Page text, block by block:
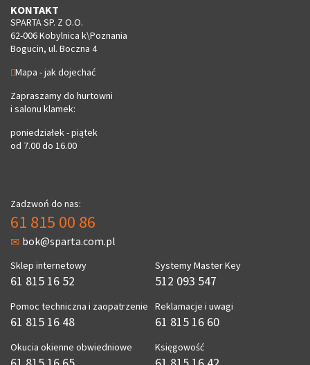
KONTAKT
SPARTA SP. Z O.O.
62-006 Kobylnica k\Poznania
Bogucin, ul. Boczna 4
Mapa - jak dojechać
Zapraszamy do hurtowni
i salonu klamek:
poniedziałek - piątek
od 7.00 do 16.00
Zadzwoń do nas:
61 815 00 86
bok@sparta.com.pl
Sklep internetowy
61 815 16 52
Pomoc techniczna i zaopatrzenie
61 815 16 48
Okucia okienne obwiedniowe
Systemy Master Key
512 093 547
Reklamacje i uwagi
61 815 16 60
Księgowość